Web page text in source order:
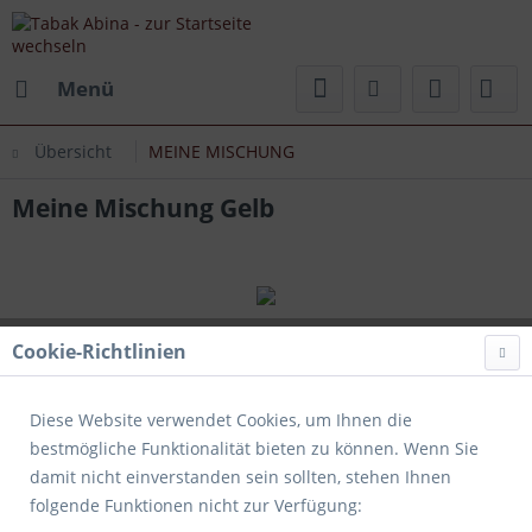
Menü
Übersicht MEINE MISCHUNG
Meine Mischung Gelb
Cookie-Richtlinien
Diese Website verwendet Cookies, um Ihnen die
bestmögliche Funktionalität bieten zu können. Wenn Sie
damit nicht einverstanden sein sollten, stehen Ihnen
folgende Funktionen nicht zur Verfügung: